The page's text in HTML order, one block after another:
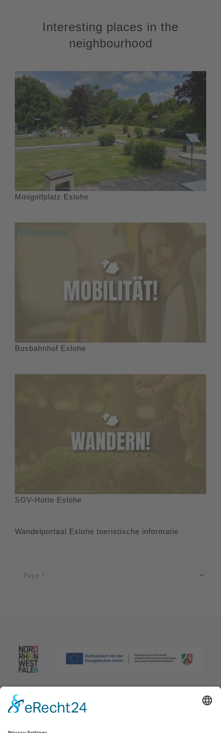
Interesting places in the
neighbourhood
Minigolfplatz Eslohe
Busbahnhof Eslohe
SGV-Hütte Eslohe
Wandelportaal Eslohe toeristische informatie